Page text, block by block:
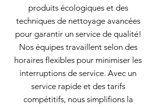
produits écologiques et des
techniques de nettoyage avancées
pour garantir un service de qualité!
Nos équipes travaillent selon des
horaires flexibles pour minimiser les
interruptions de service. Avec un
service rapide et des tarifs
compétitifs, nous simplifions la